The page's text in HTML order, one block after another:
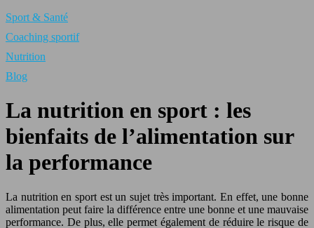
Sport & Santé
Coaching sportif
Nutrition
Blog
La nutrition en sport : les
bienfaits de l’alimentation sur
la performance
La nutrition en sport est un sujet très important. En effet, une bonne
alimentation peut faire la différence entre une bonne et une mauvaise
performance. De plus, elle permet également de réduire le risque de